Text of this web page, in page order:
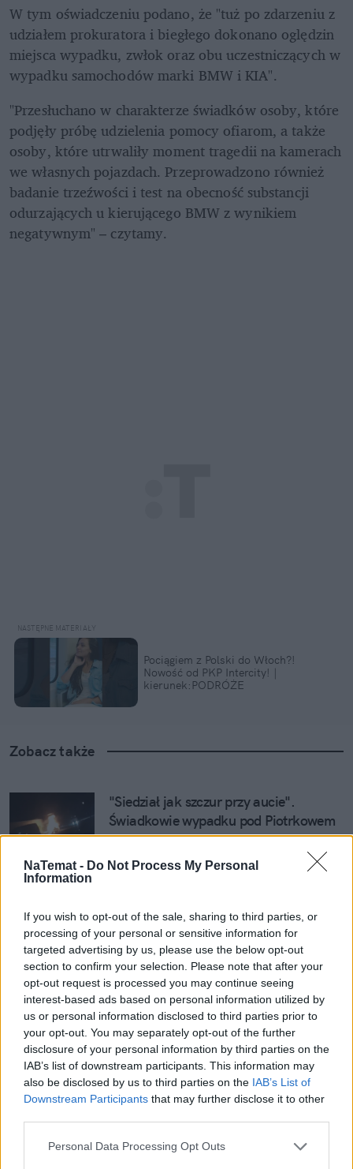
NaTemat - Do Not Process My Personal
Information
If you wish to opt-out of the sale, sharing to third parties, or
processing of your personal or sensitive information for
targeted advertising by us, please use the below opt-out
section to confirm your selection. Please note that after your
opt-out request is processed you may continue seeing
interest-based ads based on personal information utilized by
us or personal information disclosed to third parties prior to
your opt-out. You may separately opt-out of the further
disclosure of your personal information by third parties on the
IAB’s list of downstream participants. This information may
also be disclosed by us to third parties on the IAB’s List of
Downstream Participants that may further disclose it to other
Personal Data Processing Opt Outs
W tym oświadczeniu podano, że "tuż po zdarzeniu z
udziałem prokuratora i biegłego dokonano oględzin
miejsca wypadku, zwłok oraz obu uczestniczących w
wypadku samochodów marki BMW i KIA".
"Przesłuchano w charakterze świadków osoby, które
podjęły próbę udzielenia pomocy ofiarom, a także
osoby, które utrwaliły moment tragedii na kamerach
we własnych pojazdach. Przeprowadzono również
badanie trzeźwości i test na obecność substancji
odurzających u kierującego BMW z wynikiem
Pociągiem z Polski do Włoch?!
Nowość od PKP Intercity! |
kierunek:PODRÓŻE
Zobacz także
"Siedział jak szczur przy aucie".
Świadkowie wypadku pod Piotrkowem
o kierowcy BMW
Tragedia na A1 pod Piotrkowem. Ziobro
kierowca BMW
Nie przegap żadnej ważnej wiadomości i
obserwuj nas w Google News!
Więcej:
Przestępczość Wypadki Policja Samochody
Śmierć
Prokuratura Kierowcy strażacy